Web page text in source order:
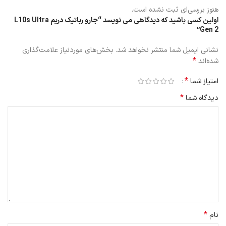
خانگی دارند می‌شود.
هنوز بررسی‌ای ثبت نشده است.
اولین کسی باشید که دیدگاهی می نویسد “جارو رباتیک دریم L10s Ultra
Gen 2”
نشانی ایمیل شما منتشر نخواهد شد. بخش‌های موردنیاز علامت‌گذاری
شده‌اند*
امتیاز شما*
دیدگاه شما*
نام*